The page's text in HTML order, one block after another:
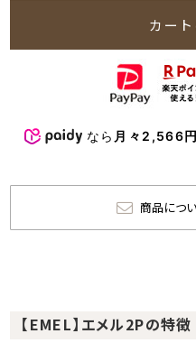
カー
なら 月々2,566円
商品につ
【EMEL】エメル2Pの特徴